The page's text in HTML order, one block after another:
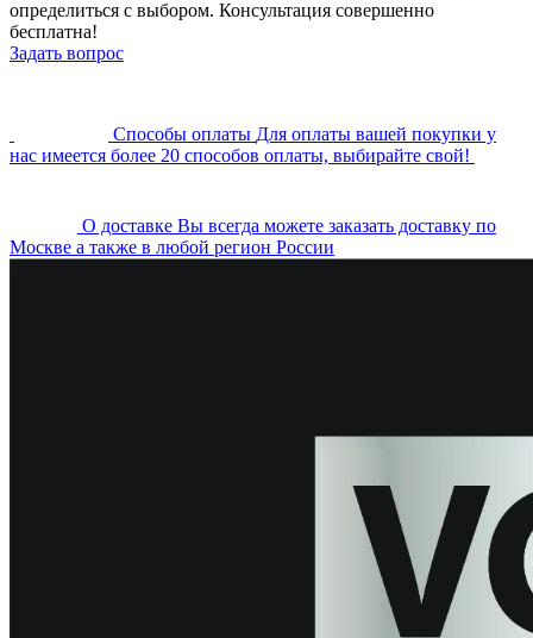
определиться с выбором. Консультация совершенно
бесплатна!
Задать вопрос
Cпособы оплаты Для оплаты вашей покупки у
нас имеется более 20 способов оплаты, выбирайте свой!
О доставке Вы всегда можете заказать доставку по
Москве а также в любой регион России